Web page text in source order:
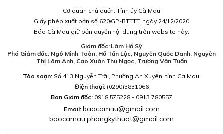
Cơ quan chủ quản: Tỉnh ủy Cà Mau
Giấy phép xuất bản số 620/GP-BTTTT, ngày 24/12/2020
Báo Cà Mau giữ bản quyền nội dung trên website này.
Giám đốc: Lâm Hồ Sỹ
Phó Giám đốc: Ngô Minh Toàn, Hồ Tấn Lộc, Nguyễn Quốc Danh, Nguyễn
Thị Lâm Anh, Cao Xuân Thu Ngọc, Trương Văn Tuấn
Tòa soạn:Số 413 Nguyễn Trãi, Phường An Xuyên, tỉnh Cà Mau.
Điện thoại: (0290)3831066
Ban Giám đốc: 0918.575228 - 0913.780557
Email: baocamau@gmail.com
baocamau.phongkythuat@gmail.com